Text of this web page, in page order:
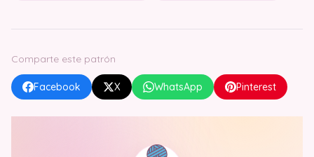
Comparte este patrón
Facebook X WhatsApp Pinterest